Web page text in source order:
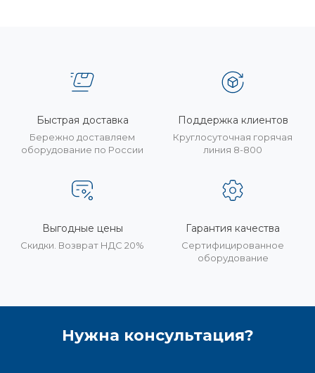
Быстрая доставка
Бережно доставляем
оборудование по России
Поддержка клиентов
Круглосуточная горячая
линия 8-800
Выгодные цены
Скидки. Возврат НДС 20%
Гарантия качества
Сертифицированное
оборудование
Нужна консультация?